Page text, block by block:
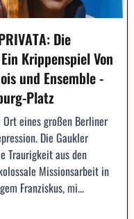
Die
Krippenspiel Von
und Ensemble -
Platz
Ort eines großen Berliner
Die Gaukler
Traurigkeit aus den
Missionsarbeit in
Franziskus, mi...